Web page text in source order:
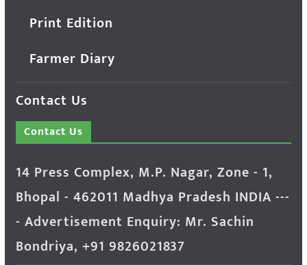
Print Edition
Farmer Diary
Contact Us
Contact Us
14 Press Complex, M.P. Nagar, Zone - 1,
Bhopal - 462011 Madhya Pradesh INDIA ---
- Advertisement Enquiry: Mr. Sachin
Bondriya, +91 9826021837